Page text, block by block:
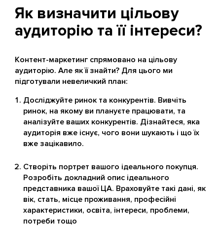
Як визначити цільову
аудиторію та її інтереси?
Контент-маркетинг спрямовано на цільову
аудиторію. Але як її знайти? Для цього ми
підготували невеличкий план:
Досліджуйте ринок та конкурентів. Вивчіть
ринок, на якому ви плануєте працювати, та
аналізуйте ваших конкурентів. Дізнайтеся, яка
аудиторія вже існує, чого вони шукають і що їх
вже зацікавило.
Створіть портрет вашого ідеального покупця.
Розробіть докладний опис ідеального
представника вашої ЦА. Враховуйте такі дані, як
вік, стать, місце проживання, професійні
характеристики, освіта, інтереси, проблеми,
потреби тощо